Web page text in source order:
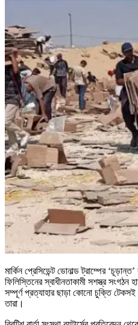
মার্কিন প্রেসিডেন্ট ডোনাল্ড ট্রাম্পের
ফিলিস্তিনের স্বাধীনতাকামী সশস্ত্র সংগঠন
সম্পূর্ণ প্রত্যাহার ছাড়া কোনো চুক্তি
তারা।